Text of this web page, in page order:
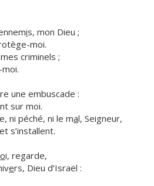
is, mon Dieu ;
moi.
criminels ;
re une embuscade :
sur moi.
ni péché, ni le mal, Seigneur,
s’installent.
oi, regarde,
ers, Dieu d’Israël :